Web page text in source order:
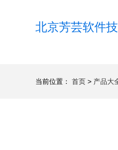
北京芳芸软件
当前位置： 首页 > 产品大